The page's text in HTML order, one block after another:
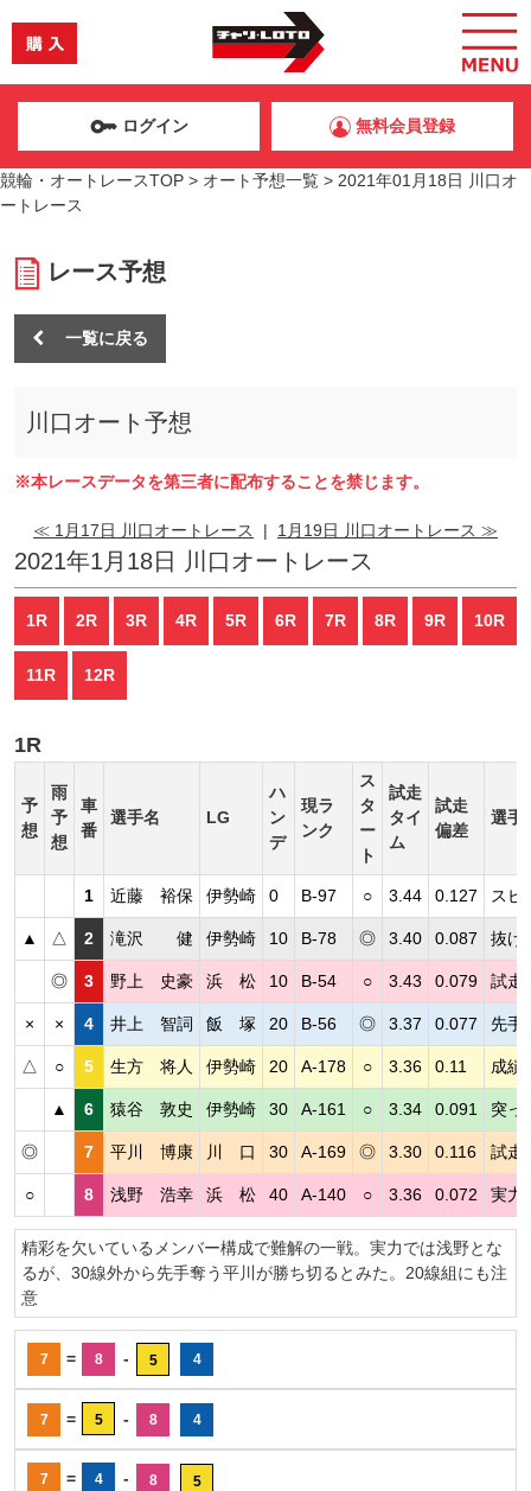
ログイン 無料会員登録
競輪・オートレースTOP > オート予想一覧 > 2021年01月18日 川口オ
ートレース
レース予想
一覧に戻る
川口オート予想
※本レースデータを第三者に配布することを禁じます。
≪ 1月17日 川口オートレース | 1月19日 川口オートレース ≫
2021年1月18日 川口オートレース
1R 2R 3R 4R 5R 6R 7R 8R 9R 10R
11R 12R
1R
予
想
雨
予
想
車
番
選手名 LG
ハ
ン
デ
現ラ
ンク
ス
タ
ー
ト
試走
タイ
ム
試走
偏差
選手
1 近藤 裕保 伊勢崎 0 B-97 ○ 3.44 0.127 スピ
▲ △ 2 滝沢 健 伊勢崎 10 B-78 ◎ 3.40 0.087 抜け
◎ 3 野上 史豪 浜 松 10 B-54 ○ 3.43 0.079 試走
× × 4 井上 智詞 飯 塚 20 B-56 ◎ 3.37 0.077 先手
△ ○ 5 生方 将人 伊勢崎 20 A-178 ○ 3.36 0.11 成績
▲ 6 猿谷 敦史 伊勢崎 30 A-161 ○ 3.34 0.091 突っ
◎ 7 平川 博康 川 口 30 A-169 ◎ 3.30 0.116 試走
○ 8 浅野 浩幸 浜 松 40 A-140 ○ 3.36 0.072 実力
精彩を欠いているメンバー構成で難解の一戦。実力では浅野とな
るが、30線外から先手奪う平川が勝ち切るとみた。20線組にも注
意
7 = 8 - 5 4
7 = 5 - 8 4
7 = 4 - 8 5